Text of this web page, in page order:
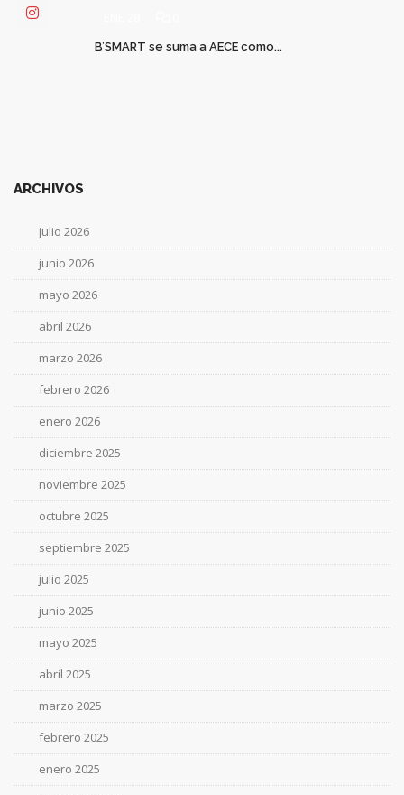
B’SMART se suma a AECE como...
ARCHIVOS
julio 2026
junio 2026
mayo 2026
abril 2026
marzo 2026
febrero 2026
enero 2026
diciembre 2025
noviembre 2025
octubre 2025
septiembre 2025
julio 2025
junio 2025
mayo 2025
abril 2025
marzo 2025
febrero 2025
enero 2025